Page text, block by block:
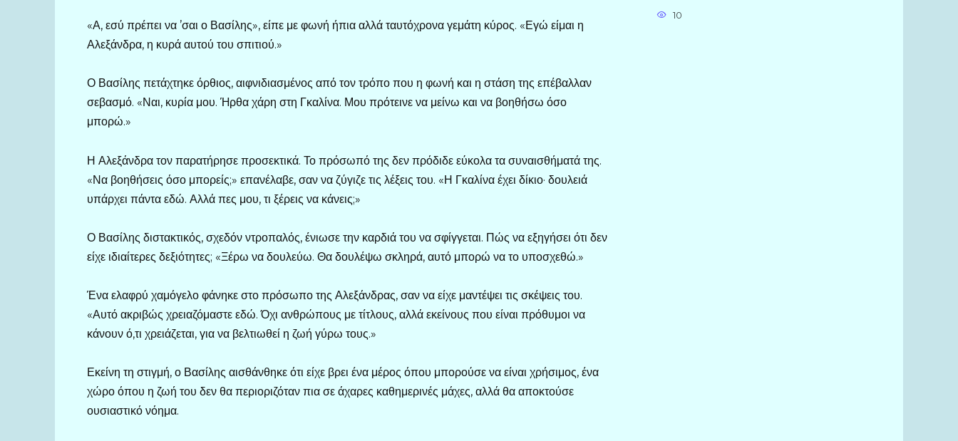
«Α, εσύ πρέπει να ’σαι ο Βασίλης», είπε με φωνή ήπια αλλά ταυτόχρονα γεμάτη κύρος. «Εγώ είμαι η
Αλεξάνδρα, η κυρά αυτού του σπιτιού.»
Ο Βασίλης πετάχτηκε όρθιος, αιφνιδιασμένος από τον τρόπο που η φωνή και η στάση της επέβαλλαν
σεβασμό. «Ναι, κυρία μου. Ήρθα χάρη στη Γκαλίνα. Μου πρότεινε να μείνω και να βοηθήσω όσο
μπορώ.»
Η Αλεξάνδρα τον παρατήρησε προσεκτικά. Το πρόσωπό της δεν πρόδιδε εύκολα τα συναισθήματά της.
«Να βοηθήσεις όσο μπορείς;» επανέλαβε, σαν να ζύγιζε τις λέξεις του. «Η Γκαλίνα έχει δίκιο· δουλειά
υπάρχει πάντα εδώ. Αλλά πες μου, τι ξέρεις να κάνεις;»
Ο Βασίλης διστακτικός, σχεδόν ντροπαλός, ένιωσε την καρδιά του να σφίγγεται. Πώς να εξηγήσει ότι δεν
είχε ιδιαίτερες δεξιότητες; «Ξέρω να δουλεύω. Θα δουλέψω σκληρά, αυτό μπορώ να το υποσχεθώ.»
Ένα ελαφρύ χαμόγελο φάνηκε στο πρόσωπο της Αλεξάνδρας, σαν να είχε μαντέψει τις σκέψεις του.
«Αυτό ακριβώς χρειαζόμαστε εδώ. Όχι ανθρώπους με τίτλους, αλλά εκείνους που είναι πρόθυμοι να
κάνουν ό,τι χρειάζεται, για να βελτιωθεί η ζωή γύρω τους.»
Εκείνη τη στιγμή, ο Βασίλης αισθάνθηκε ότι είχε βρει ένα μέρος όπου μπορούσε να είναι χρήσιμος, ένα
χώρο όπου η ζωή του δεν θα περιοριζόταν πια σε άχαρες καθημερινές μάχες, αλλά θα αποκτούσε
ουσιαστικό νόημα.
10